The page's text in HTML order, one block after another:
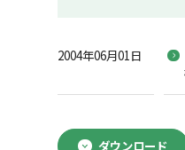
2004年06月01日
ダウンロード